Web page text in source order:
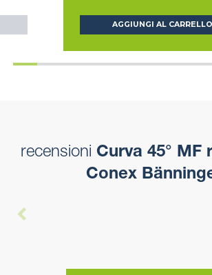
AGGIUNGI AL CARRELLO
recensioni Curva 45° MF
Conex